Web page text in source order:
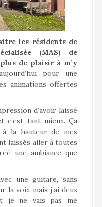
les résidents de
(MAS) de
de plaisir à m’y
pour une
animations offertes
d’avoir laissé
c’est tant mieux. Ça
la hauteur de mes
laissés aller à toutes
une ambiance que
une guitare, sans
la voix mais j’ai deux
je ne vais pas me